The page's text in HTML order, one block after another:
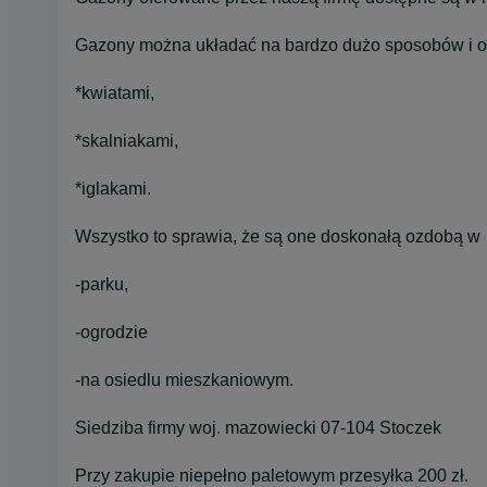
Gazony można układać na bardzo dużo sposobów i
*kwiatami,
*skalniakami,
*iglakami.
Wszystko to sprawia, że są one doskonałą ozdobą w
-parku,
-ogrodzie
-na osiedlu mieszkaniowym.
Siedziba firmy woj. mazowiecki 07-104 Stoczek
Przy zakupie niepełno paletowym przesyłka 200 zł.